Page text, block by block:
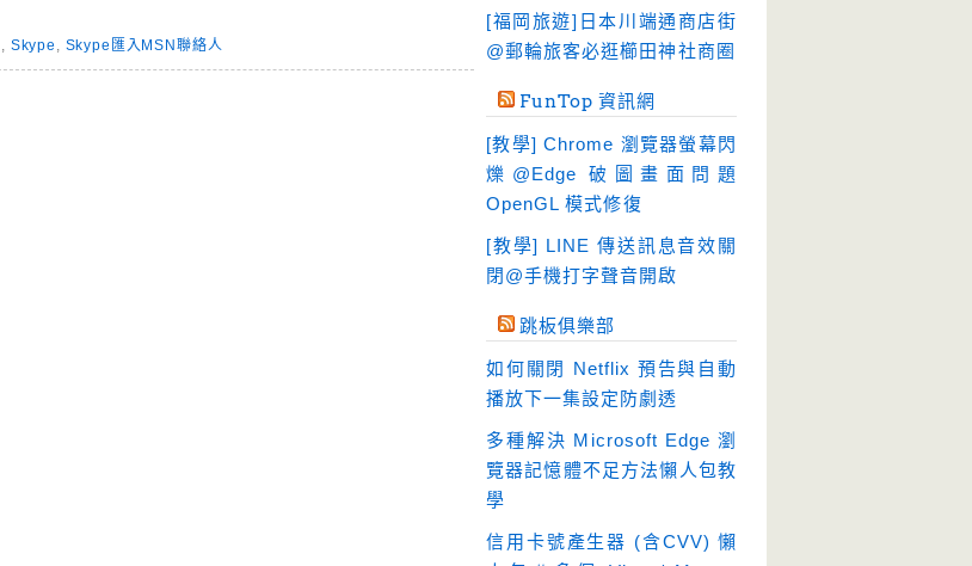
, Skype , Skype匯入MSN聯絡人 硬碟工具 (64)
系統工具 (242)
(188)
翻譯軟體 (3)
輸入法 (4)
[福岡旅遊]日本川端通商店街
@郵輪旅客必逛櫛田神社商圈
FunTop 資訊網
[教學] Chrome 瀏覽器螢幕閃
爍@Edge 破圖畫面問題
OpenGL 模式修復
[教學] LINE 傳送訊息音效關
閉@手機打字聲音開啟
跳板俱樂部
如何關閉 Netflix 預告與自動
播放下一集設定防劇透
多種解決 Microsoft Edge 瀏
覽器記憶體不足方法懶人包教
學
信用卡號產生器 (含CVV) 懶